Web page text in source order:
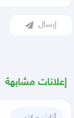
إعلانات مشابهة
إرسال